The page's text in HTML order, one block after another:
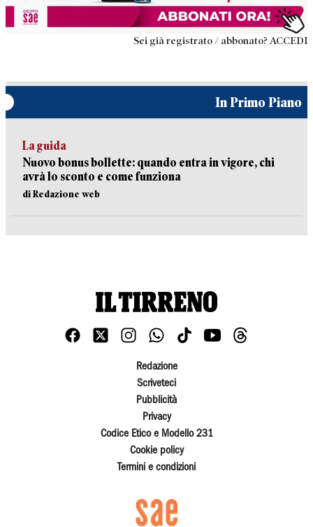
Sei già registrato / abbonato? ACCEDI
In Primo Piano
La guida
Nuovo bonus bollette: quando entra in vigore, chi
avrà lo sconto e come funziona
di Redazione web
Redazione
Scriveteci
Pubblicità
Privacy
Codice Etico e Modello 231
Cookie policy
Termini e condizioni